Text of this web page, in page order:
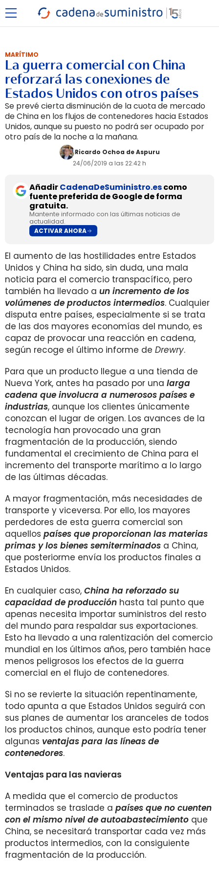
MARÍTIMO
La guerra comercial con China
reforzará las conexiones de
Estados Unidos con otros países
Se prevé cierta disminución de la cuota de mercado
de China en los flujos de contenedores hacia Estados
Unidos, aunque su puesto no podrá ser ocupado por
otro país de la noche a la mañana.
Ricardo Ochoa de Aspuru
24/06/2019 a las 22:42 h
AñadirCadenaDeSuministro.escomo
fuente preferida de Google de forma
gratuita.
Mantente informado con las últimas noticias de
actualidad.
ACTIVAR AHORA
El aumento de las hostilidades entre Estados
Unidos y China ha sido, sin duda, una mala
noticia para el comercio transpacífico, pero
también ha llevado a un incremento de los
volúmenes de productos intermedios. Cualquier
disputa entre países, especialmente si se trata
de las dos mayores economías del mundo, es
capaz de provocar una reacción en cadena,
según recoge el último informe de Drewry.
Para que un producto llegue a una tienda de
Nueva York, antes ha pasado por una larga
cadena que involucra a numerosos países e
industrias, aunque los clientes únicamente
conozcan el lugar de origen. Los avances de la
tecnología han provocado una gran
fragmentación de la producción, siendo
fundamental el crecimiento de China para el
incremento del transporte marítimo a lo largo
de las últimas décadas.
A mayor fragmentación, más necesidades de
transporte y viceversa. Por ello, los mayores
perdedores de esta guerra comercial son
aquellos países que proporcionan las materias
primas y los bienes semiterminados a China,
que posteriorme envía los productos finales a
Estados Unidos.
En cualquier caso, China ha reforzado su
capacidad de producción hasta tal punto que
apenas necesita importar suministros del resto
del mundo para respaldar sus exportaciones.
Esto ha llevado a una ralentización del comercio
mundial en los últimos años, pero también hace
menos peligrosos los efectos de la guerra
comercial en el flujo de contenedores.
Si no se revierte la situación repentinamente,
todo apunta a que Estados Unidos seguirá con
sus planes de aumentar los aranceles de todos
los productos chinos, aunque esto podría tener
algunas ventajas para las líneas de
contenedores.
Ventajas para las navieras
A medida que el comercio de productos
terminados se traslade a países que no cuenten
con el mismo nivel de autoabastecimiento que
China, se necesitará transportar cada vez más
productos intermedios, con la consiguiente
fragmentación de la producción.